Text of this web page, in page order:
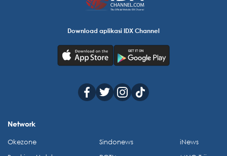
Download aplikasi IDX Channel
Network
Okezone
Sindonews
iNews